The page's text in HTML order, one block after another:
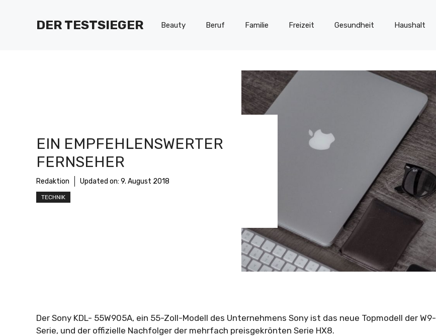
DER TESTSIEGER Beauty Beruf Familie Freizeit Gesundheit Haushalt
EIN EMPFEHLENSWERTER
FERNSEHER
Redaktion Updated on: 9. August 2018
TECHNIK
Der Sony KDL- 55W905A, ein 55-Zoll-Modell des Unternehmens Sony ist das neue Topmodell der W9-
Serie, und der offizielle Nachfolger der mehrfach preisgekrönten Serie HX8.